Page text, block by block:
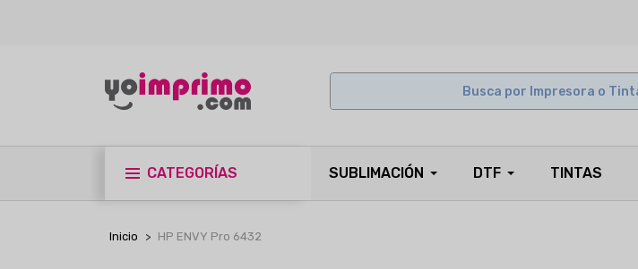
CATEGORÍAS SUBLIMACIÓN DTF TINTAS
Inicio HP ENVY Pro 6432